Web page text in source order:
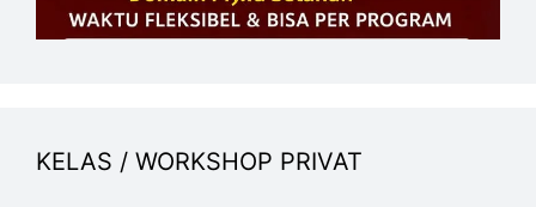
KELAS / WORKSHOP PRIVAT